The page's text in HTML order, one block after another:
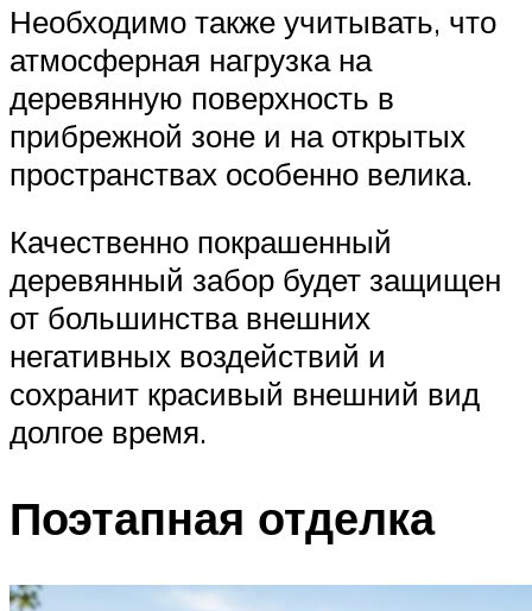
Необходимо также учитывать, что
атмосферная нагрузка на
деревянную поверхность в
прибрежной зоне и на открытых
пространствах особенно велика.
Качественно покрашенный
деревянный забор будет защищен
от большинства внешних
негативных воздействий и
сохранит красивый внешний вид
долгое время.
Поэтапная отделка